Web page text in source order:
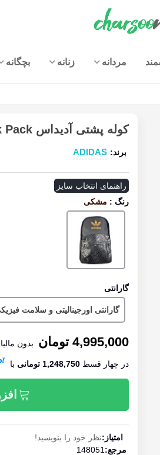
مردانه زنانه بچگانه
کوله پشتی آدیداس adidas Back Pack
برند: ADIDAS
راهنمای انتخاب سایز
رنگ : مشکی
مشکی
گارانتی
گارانتی اورجینالیتی و سلامت
4,995,000 تومان بدون
در چهار قسط 1,248,750 تومانی ‌با
امتیاز:نظر خود را بنویسید!
مرجع: 148051